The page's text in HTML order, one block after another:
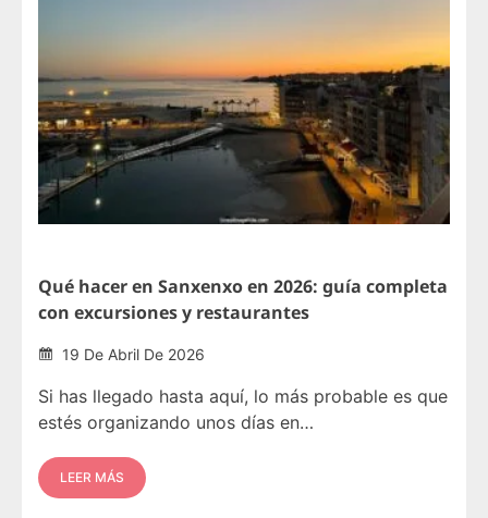
Qué hacer en Sanxenxo en 2026: guía completa
con excursiones y restaurantes
19 De Abril De 2026
Si has llegado hasta aquí, lo más probable es que
estés organizando unos días en…
LEER MÁS